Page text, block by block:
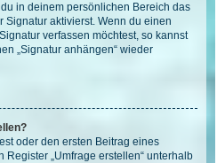
in deinem persönlichen Bereich das
aktivierst. Wenn du einen
verfassen möchtest, so kannst
„Signatur anhängen“ wieder
oder den ersten Beitrag eines
„Umfrage erstellen“ unterhalb